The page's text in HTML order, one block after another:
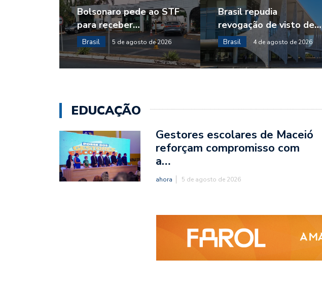
Bolsonaro pede ao STF
para receber…
Brasil 5 de agosto de 2026
Brasil repudia
revogação de visto de…
Brasil 4 de agosto de 2026
EDUCAÇÃO
Gestores escolares de Maceió
reforçam compromisso com
a…
ahora 5 de agosto de 2026